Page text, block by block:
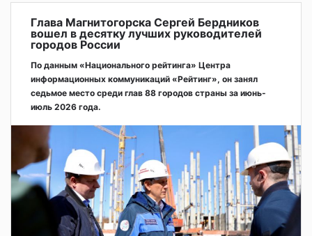
Глава Магнитогорска Сергей Бердников
вошел в десятку лучших руководителей
городов России
По данным «Национального рейтинга» Центра
информационных коммуникаций «Рейтинг», он занял
седьмое место среди глав 88 городов страны за июнь-
июль 2026 года.